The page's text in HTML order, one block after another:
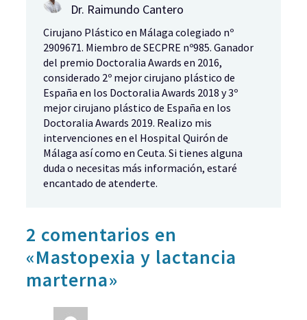
Dr. Raimundo Cantero
Cirujano Plástico en Málaga colegiado nº
2909671. Miembro de SECPRE nº985. Ganador
del premio Doctoralia Awards en 2016,
considerado 2º mejor cirujano plástico de
España en los Doctoralia Awards 2018 y 3º
mejor cirujano plástico de España en los
Doctoralia Awards 2019. Realizo mis
intervenciones en el Hospital Quirón de
Málaga así como en Ceuta. Si tienes alguna
duda o necesitas más información, estaré
encantado de atenderte.
2 comentarios en
«Mastopexia y lactancia
marterna»